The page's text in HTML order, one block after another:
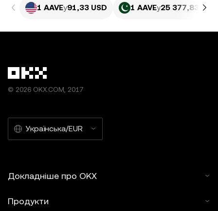
1 AAVEу91,33 USD 1 AAVEу25 377,83 PKR
© 2026 OKX.COM, 2017
Українська/EUR
Докладніше про OKX
Продукти